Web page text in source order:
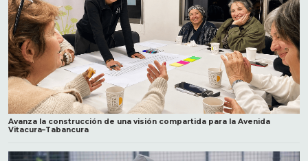
Avanza la construcción de una visión compartida para la Avenida
Vitacura–Tabancura